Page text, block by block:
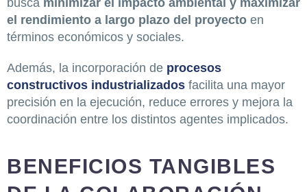
el rendimiento a largo plazo del proyecto en
términos económicos y sociales.
Además, la incorporación de procesos
constructivos industrializados facilita una mayor
precisión en la ejecución, reduce errores y mejora la
coordinación entre los distintos agentes implicados.
BENEFICIOS TANGIBLES